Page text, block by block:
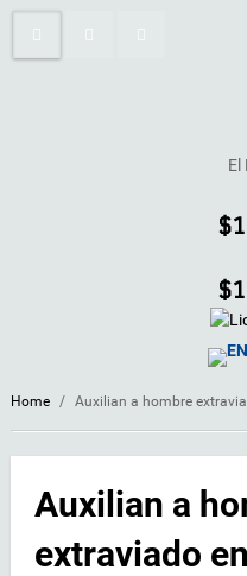
El
Home / Auxilian a hombre
Auxilian a
extraviado